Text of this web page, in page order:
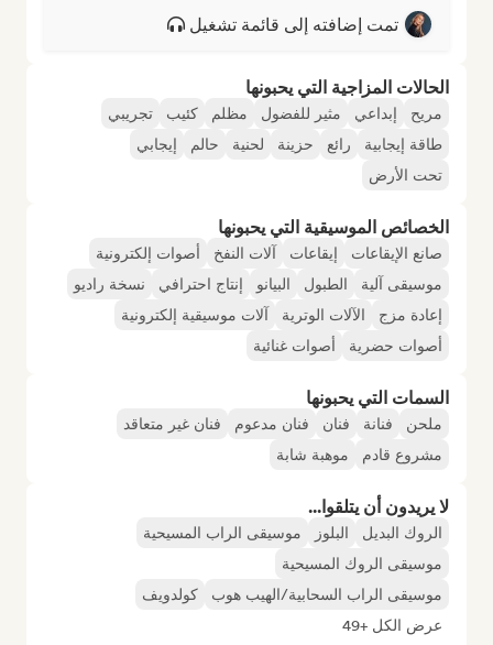
تمت إضافته إلى قائمة تشغيل
الحالات المزاجية التي يحبونها
مريح إبداعي مثير للفضول مظلم كئيب
تجريبي
طاقة إيجابية
رائع حزينة لحنية حالم
إيجابي
تحت الأرض
الخصائص الموسيقية التي يحبونها
صانع الإيقاعات إيقاعات آلات النفخ
أصوات إلكترونية
موسيقى آلية
الطبول البيانو إنتاج احترافي
نسخة راديو
إعادة مزج
الآلات الوترية
آلات موسيقية إلكترونية
أصوات حضرية
أصوات غنائية
السمات التي يحبونها
ملحن فنانة فنان فنان مدعوم
فنان غير متعاقد
مشروع قادم
موهبة شابة
لا يريدون أن يتلقوا...
الروك البديل البلوز
موسيقى الراب المسيحية
موسيقى الروك المسيحية
موسيقى الراب السحابية/الهيب هوب
كولدويف
عرض الكل +49